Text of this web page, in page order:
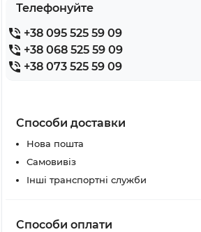
Телефонуйте
+38 095 525 59 09
+38 068 525 59 09
+38 073 525 59 09
Способи доставки
Нова пошта
Самовивіз
Інші транспортні служби
Способи оплати